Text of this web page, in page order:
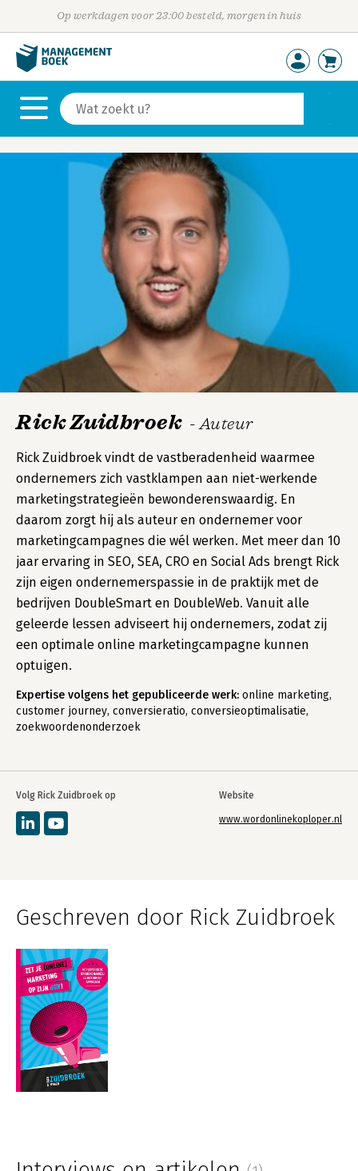
Op werkdagen voor 23:00 besteld, morgen in huis
Volg Rick Zuidbroek op Website
www.wordonlinekoploper.nl
Rick Zuidbroek - Auteur
Rick Zuidbroek vindt de vastberadenheid waarmee
ondernemers zich vastklampen aan niet-werkende
marketingstrategieën bewonderenswaardig. En
daarom zorgt hij als auteur en ondernemer voor
marketingcampagnes die wél werken. Met meer dan 10
jaar ervaring in SEO, SEA, CRO en Social Ads brengt Rick
zijn eigen ondernemerspassie in de praktijk met de
bedrijven DoubleSmart en DoubleWeb. Vanuit alle
geleerde lessen adviseert hij ondernemers, zodat zij
een optimale online marketingcampagne kunnen
optuigen.
Expertise volgens het gepubliceerde werk: online marketing,
customer journey, conversieratio, conversieoptimalisatie,
zoekwoordenonderzoek
Geschreven door Rick Zuidbroek